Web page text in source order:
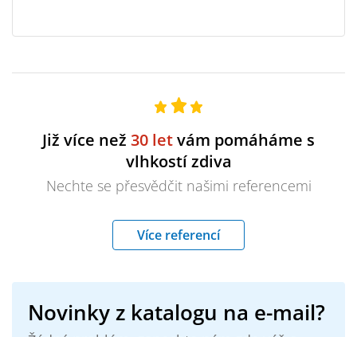
Již více než 30 letvám pomáháme s
vlhkostí zdiva
Nechte se přesvědčit našimi referencemi
Více referencí
Novinky z katalogu na e-mail?